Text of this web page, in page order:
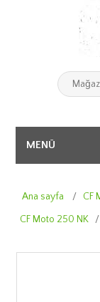
MENÜ
Ana sayfa / CF
CF Moto 250 NK
/